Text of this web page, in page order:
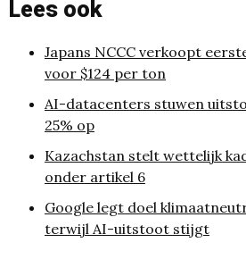
Lees ook
Japans NCCC verkoopt
voor $124 per ton
AI-datacenters stuwen
25% op
Kazachstan stelt wettelijk
onder artikel 6
Google legt doel
terwijl AI-uitstoot stijgt